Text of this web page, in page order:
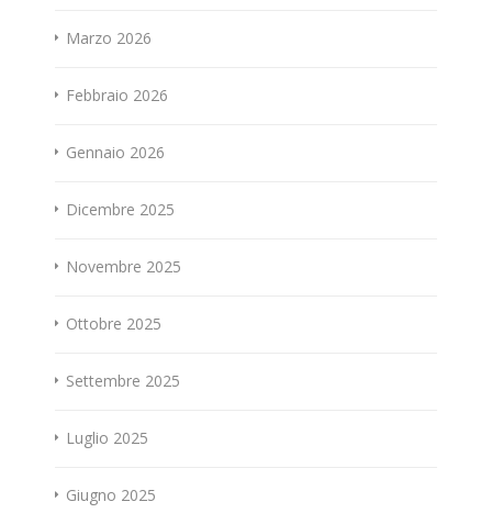
Marzo 2026
Febbraio 2026
Gennaio 2026
Dicembre 2025
Novembre 2025
Ottobre 2025
Settembre 2025
Luglio 2025
Giugno 2025